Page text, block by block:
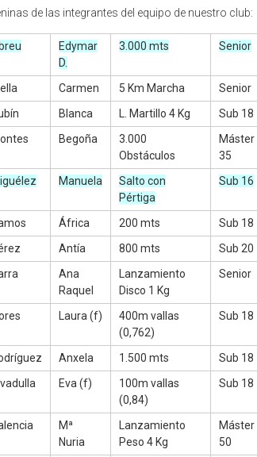
de las integrantes del equipo de nuestro club:
Edymar
D.
3.000 mts Senior
Carmen 5 Km Marcha Senior
Blanca L. Martillo 4 Kg Sub 18
Begoña
3.000
Obstáculos
Máster
35
Manuela
Salto con
Pértiga
Sub 16
África 200 mts Sub 18
Antía 800 mts Sub 20
Ana
Raquel
Lanzamiento
Disco 1 Kg
Senior
Laura (f)
400m vallas
(0,762)
Sub 18
Anxela 1.500 mts Sub 18
Eva (f)
100m vallas
(0,84)
Sub 18
Mª
Nuria
Lanzamiento
Peso 4 Kg
Máster
50